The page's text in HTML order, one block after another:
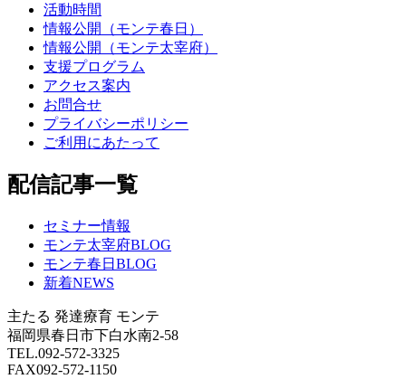
活動時間
情報公開（モンテ春日）
情報公開（モンテ太宰府）
支援プログラム
アクセス案内
お問合せ
プライバシーポリシー
ご利用にあたって
配信記事一覧
セミナー情報
モンテ太宰府BLOG
モンテ春日BLOG
新着NEWS
主たる 発達療育 モンテ
福岡県春日市下白水南2-58
TEL.092-572-3325
FAX092-572-1150